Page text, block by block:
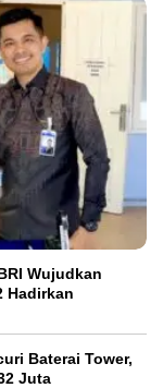
Wujudkan
Hadirkan
Baterai Tower,
Juta